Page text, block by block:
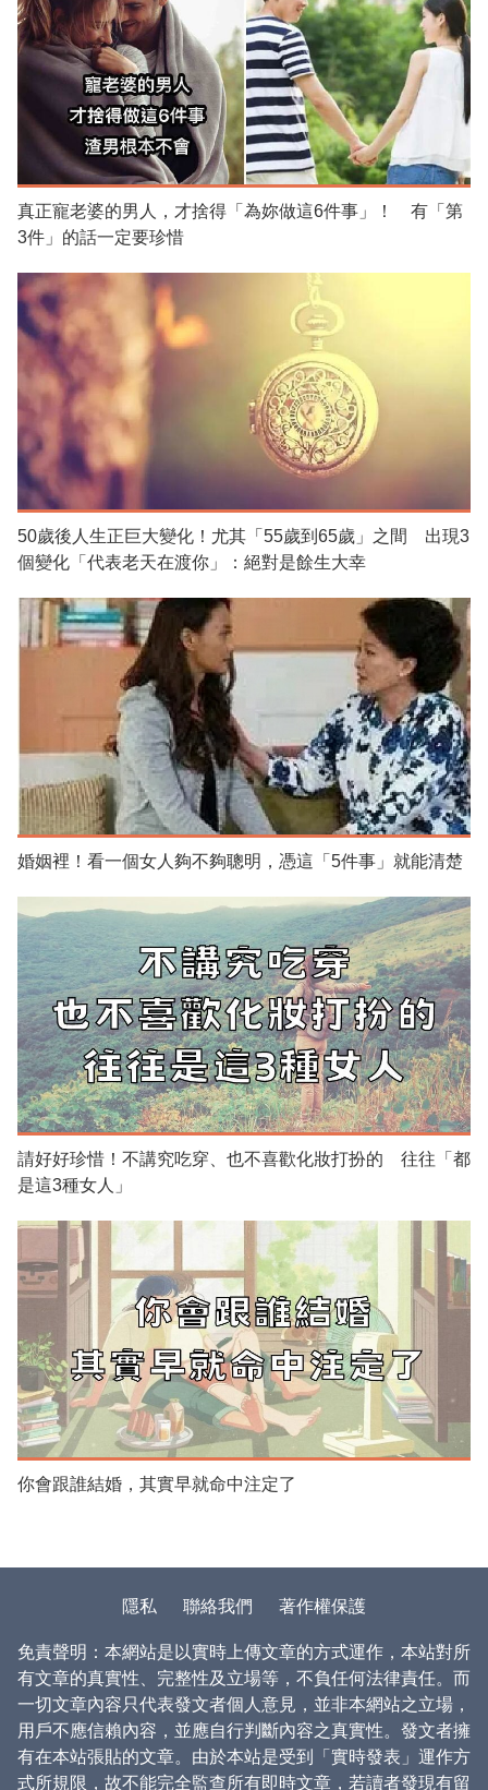
真正寵老婆的男人，才捨得「為妳做這6件事」！ 有「第
3件」的話一定要珍惜
50歲後人生正巨大變化！尤其「55歲到65歲」之間 出現3
個變化「代表老天在渡你」：絕對是餘生大幸
婚姻裡！看一個女人夠不夠聰明，憑這「5件事」就能清楚
請好好珍惜！不講究吃穿、也不喜歡化妝打扮的 往往「都
是這3種女人」
你會跟誰結婚，其實早就命中注定了
隱私 聯絡我們 著作權保護
免責聲明：本網站是以實時上傳文章的方式運作，本站對所
有文章的真實性、完整性及立場等，不負任何法律責任。而
一切文章內容只代表發文者個人意見，並非本網站之立場，
用戶不應信賴內容，並應自行判斷內容之真實性。發文者擁
有在本站張貼的文章。由於本站是受到「實時發表」運作方
式所規限，故不能完全監查所有即時文章，若讀者發現有留